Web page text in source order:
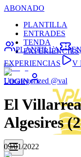
ABONADO
PLANTILLA
ENTRADES
TENDA
EXPERIÈNCIES
LOGIN
PLANTILLA
EXPERIENCIAS
V
Uncategorized @val
El
Algesires
09/01/2022